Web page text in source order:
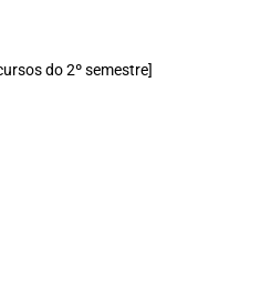
do 2º semestre]